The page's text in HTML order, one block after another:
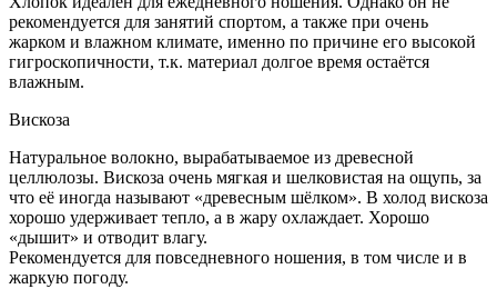
рекомендуется для занятий спортом, а также при очень
жарком и влажном климате, именно по причине его высокой
гигроскопичности, т.к. материал долгое время остаётся
влажным.
Вискоза
Натуральное волокно, вырабатываемое из древесной
целлюлозы. Вискоза очень мягкая и шелковистая на ощупь, за
что её иногда называют «древесным шёлком». В холод вискоза
хорошо удерживает тепло, а в жару охлаждает. Хорошо
«дышит» и отводит влагу.
Рекомендуется для повседневного ношения, в том числе и в
жаркую погоду.